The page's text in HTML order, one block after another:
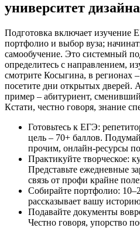
университет дизайна
Подготовка включает изучение
портфолио и выбор вуза;
самообучение. Это системный
определитесь с направлением,
смотрите Косыгина, в
посетите дни открытых дверей.
пример – абитуриент,
Кстати, честно говоря, знание
Готовьтесь к ЕГЭ:
цель – 70+ баллов.
прочим, онлайн-ресурсы
Практикуйте творческое:
Представьте ежедневные
связь от профи крайне
Собирайте портфолио:
рассказывает вашу
Подавайте документы
Честно говоря, упорство